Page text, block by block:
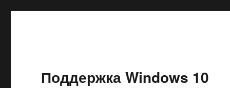
Поддержка Windows 10